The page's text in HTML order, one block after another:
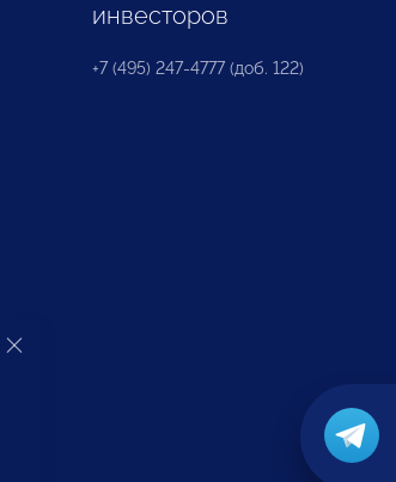
инвесторов
+7 (495) 247-4777 (доб. 122)